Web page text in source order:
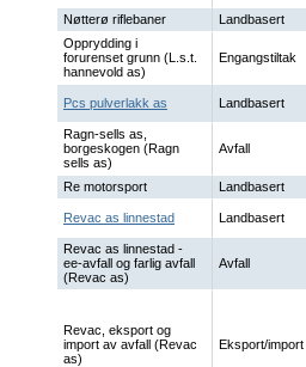
Nøtterø riflebaner
Landbasert
Opprydding i
forurenset grunn (L.s.t.
hannevold as)
Engangstiltak
Pcs pulverlakk as Landbasert
Ragn-sells as,
borgeskogen (Ragn
sells as)
Avfall
Re motorsport Landbasert
Revac as linnestad Landbasert
Revac as linnestad -
ee-avfall og farlig avfall
(Revac as)
Avfall
Revac, eksport og
import av avfall (Revac
as)
Eksport/import